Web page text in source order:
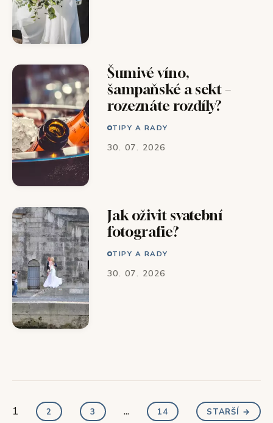
Šumivé víno,
šampaňské a sekt –
rozeznáte rozdíly?
TIPY A RADY
30. 07. 2026
Jak oživit svatební
fotografie?
TIPY A RADY
30. 07. 2026
1 2 3 ... 14 STARŠÍ →